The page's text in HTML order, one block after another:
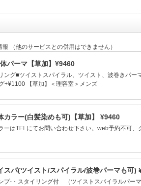
（他のサービスとの併用はできません）
パーマ【草加】¥9460
ング■ツイストスパイラル、ツイスト、波巻きパー
+¥1100 【草加】＜理容室＞メンズ
カラー(白髪染めも可)【草加】 ¥9460
ーはTELにてお問い合わせ下さい。web予約不可、
スパ(ツイスト/スパイラル/波巻パーマも可)
プ-・スタイリング付 （ツイストスパイラルパー